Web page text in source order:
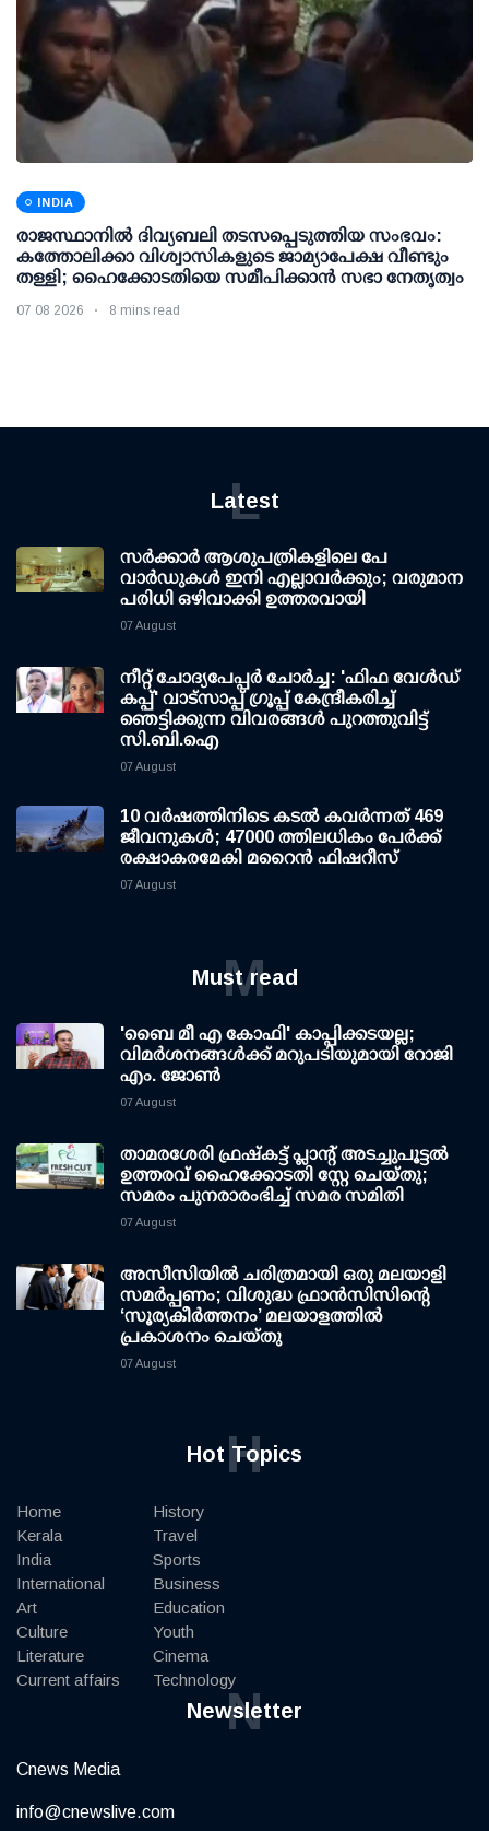
INDIA
രാജസ്ഥാനിൽ ദിവ്യബലി തടസപ്പെടുത്തിയ സംഭവം:
കത്തോലിക്കാ വിശ്വാസികളുടെ ജാമ്യാപേക്ഷ വീണ്ടും
തള്ളി; ഹൈക്കോടതിയെ സമീപിക്കാൻ സഭാ നേതൃത്വം
07 08 2026 8 mins read
Latest
L
സര്‍ക്കാര്‍ ആശുപത്രികളിലെ പേ
വാര്‍ഡുകള്‍ ഇനി എല്ലാവര്‍ക്കും; വരുമാന
പരിധി ഒഴിവാക്കി ഉത്തരവായി
07 August
നീറ്റ് ചോദ്യപേപ്പര്‍ ചോര്‍ച്ച: 'ഫിഫ വേള്‍ഡ്
കപ്പ്' വാട്സാപ്പ് ഗ്രൂപ്പ് കേന്ദ്രീകരിച്ച്
ഞെട്ടിക്കുന്ന വിവരങ്ങള്‍ പുറത്തുവിട്ട്
സി.ബി.ഐ
07 August
10 വര്‍ഷത്തിനിടെ കടല്‍ കവര്‍ന്നത് 469
ജീവനുകള്‍; 47000 ത്തിലധികം പേര്‍ക്ക്
രക്ഷാകരമേകി മറൈന്‍ ഫിഷറീസ്
07 August
Must read
M
'ബൈ മീ എ കോഫി' കാപ്പിക്കടയല്ല;
വിമര്‍ശനങ്ങള്‍ക്ക് മറുപടിയുമായി റോജി
എം. ജോണ്‍
07 August
താമരശേരി ഫ്രഷ്കട്ട് പ്ലാന്റ് അടച്ചുപൂട്ടൽ
ഉത്തരവ് ഹൈക്കോടതി സ്റ്റേ ചെയ്തു;
സമരം പുനരാരംഭിച്ച് സമര സമിതി
07 August
അസീസിയിൽ ചരിത്രമായി ഒരു മലയാളി
സമർപ്പണം; വിശുദ്ധ ഫ്രാൻസിസിന്റെ
‘സൂര്യകീർത്തനം’ മലയാളത്തിൽ
പ്രകാശനം ചെയ്തു
07 August
Hot Topics
H
Home
Kerala
India
International
Art
Culture
Literature
Current affairs
History
Travel
Sports
Business
Education
Youth
Cinema
Technology
Newsletter
N
Cnews Media
info@cnewslive.com